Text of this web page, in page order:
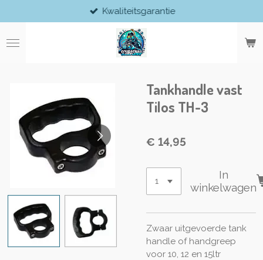
direct
naar
de
Kwaliteitsgarantie
Tankhandle vast
Tilos TH-3
€ 14,95
In
winkelwagen
Zwaar uitgevoerde tank
handle of handgreep
voor 10, 12 en 15ltr